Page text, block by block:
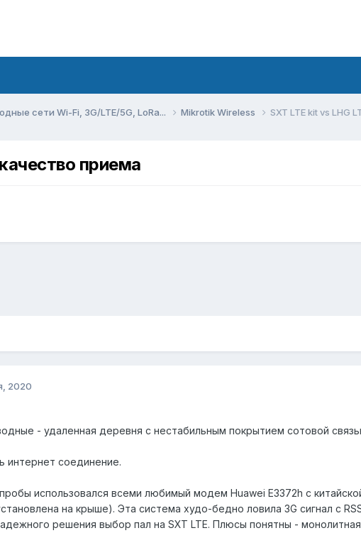
сети Wi-Fi, 3G/LTE/5G, LoRa... Mikrotik Wireless SXT LTE kit vs LHG
приема
2020
- удаленная деревня с нестабильным покрытием сотовой
интернет соединение.
использовался всеми любимый модем Huawei E3372h с
на крыше). Эта система худо-бедно ловила 3G сигнал с
решения выбор пал на SXT LTE. Плюсы понятны -